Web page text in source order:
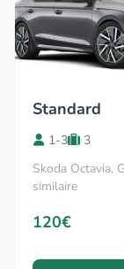
Standard
1-3
3
Skoda Octavia,
similaire
120€